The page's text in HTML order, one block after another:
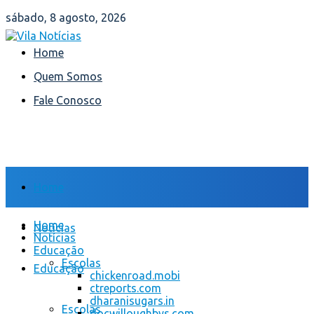
sábado, 8 agosto, 2026
Home
Quem Somos
Fale Conosco
Home
Notícias
Educação
Escolas
Home
Notícias
Educação
Escolas
chickenroad.mobi
ctreports.com
dharanisugars.in